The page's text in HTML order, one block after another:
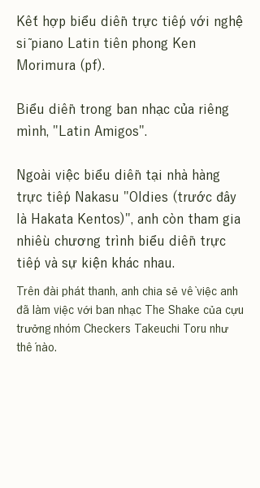
Kết hợp biểu diễn trực tiếp với nghệ
sĩ piano Latin tiên phong Ken
Morimura (pf).
Biểu diễn trong ban nhạc của riêng
mình, "Latin Amigos".
Ngoài việc biểu diễn tại nhà hàng
trực tiếp Nakasu "Oldies (trước đây
là Hakata Kentos)", anh còn tham gia
nhiều chương trình biểu diễn trực
tiếp và sự kiện khác nhau.
Trên đài phát thanh, anh chia sẻ về việc anh
đã làm việc với ban nhạc The Shake của cựu
trưởng nhóm Checkers Takeuchi Toru như
thế nào.